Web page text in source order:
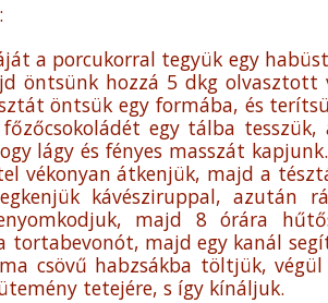
a porcukorral tegyük egy
öntsünk hozzá 5 dkg
öntsük egy formába, és
egy tálba
lágy és fényes masszát
vékonyan átkenjük, majd a
kávésziruppal,
majd 8 órára
tortabevonót, majd egy kanál
csövű habzsákba töltjük,
tetejére, s így kínáljuk.